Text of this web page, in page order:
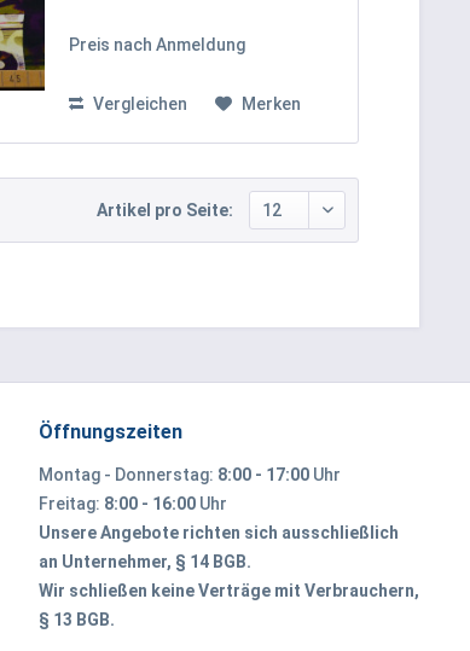
einzigartigen, abstrakten Design in
Gelb und...
Preis nach Anmeldung
Vergleichen Merken
Artikel pro Seite:
Öffnungszeiten
Montag - Donnerstag: 8:00 - 17:00 Uhr
Freitag: 8:00 - 16:00 Uhr
Unsere Angebote richten sich ausschließlich
an Unternehmer, § 14 BGB.
Wir schließen keine Verträge mit Verbrauchern,
§ 13 BGB.